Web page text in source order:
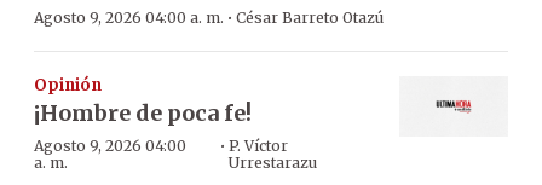
Agosto 9, 2026 04:00 a. m. · César Barreto Otazú
Opinión
¡Hombre de poca fe!
Agosto 9, 2026 04:00
a. m.
·P. Víctor
Urrestarazu